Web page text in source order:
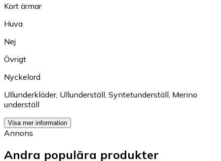
Kort ärmar
Huva
Nej
Övrigt
Nyckelord
Ullunderkläder, Ullunderställ Syntetunderställ Merino
underställ
Visa mer information
Annons
Andra populära produkter